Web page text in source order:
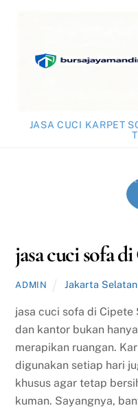
JASA CUCI KARPET
jasa cuci sofa
ADMIN Jakarta Selatan
jasa cuci sofa di Cipete
dan kantor bukan
merapikan ruangan.
digunakan setiap hari
khusus agar tetap
kuman. Sayangnya,